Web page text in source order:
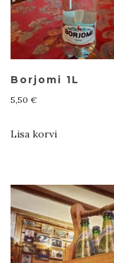
Borjomi 1L
5,50 €
Lisa korvi